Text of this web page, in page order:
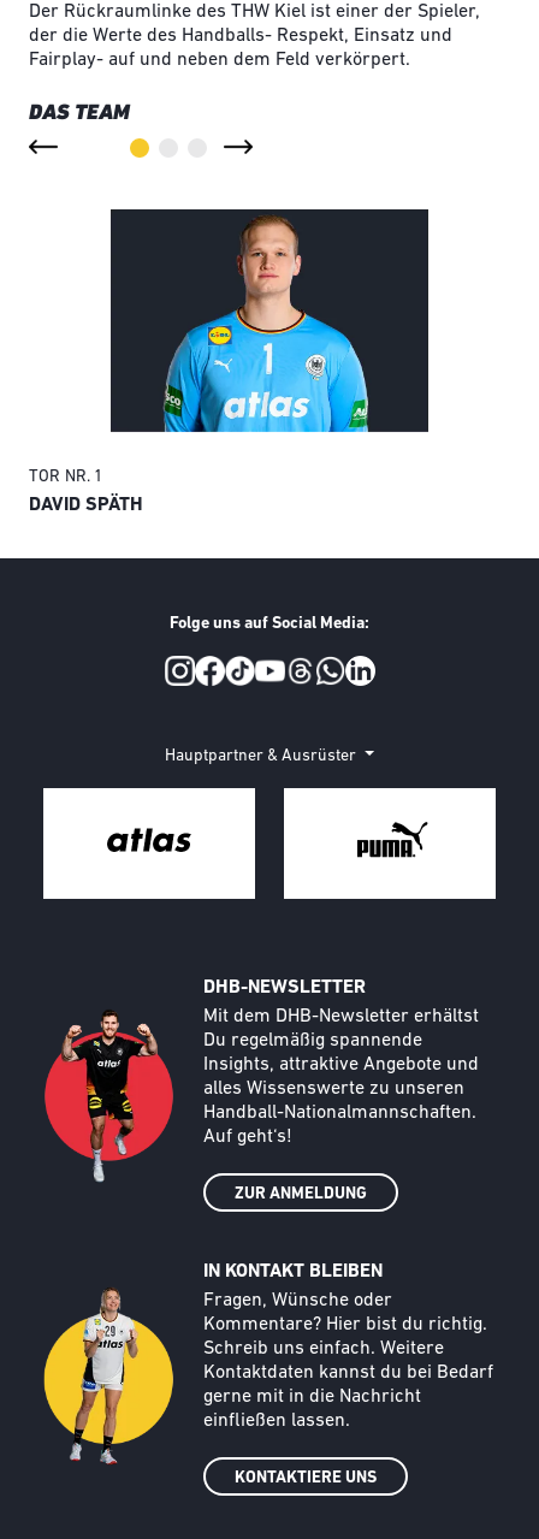
Der Rückraumlinke des THW Kiel ist einer der Spieler,
der die Werte des Handballs- Respekt, Einsatz und
Fairplay- auf und neben dem Feld verkörpert.
DAS TEAM
TOR NR. 1
DAVID SPÄTH
Folge uns auf Social Media:
Hauptpartner & Ausrüster
DHB-NEWSLETTER
Text
Mit dem DHB-Newsletter erhältst
Du regelmäßig spannende
Insights, attraktive Angebote und
alles Wissenswerte zu unseren
Handball-Nationalmannschaften.
Auf geht‘s!
ZUR ANMELDUNG
Call to action image
IN KONTAKT BLEIBEN
Text
Fragen, Wünsche oder
Kommentare? Hier bist du richtig.
Schreib uns einfach. Weitere
Kontaktdaten kannst du bei Bedarf
gerne mit in die Nachricht
einfließen lassen.
KONTAKTIERE UNS